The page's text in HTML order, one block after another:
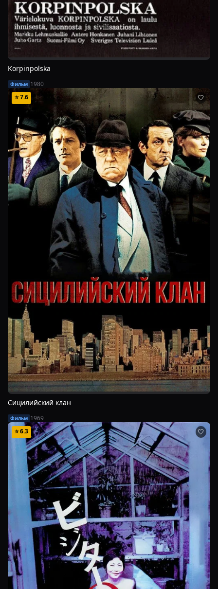
Korpinpolska
Фильм 1980
⭐7.6 🤍
Сицилийский клан
Фильм 1969
⭐6.3 🤍